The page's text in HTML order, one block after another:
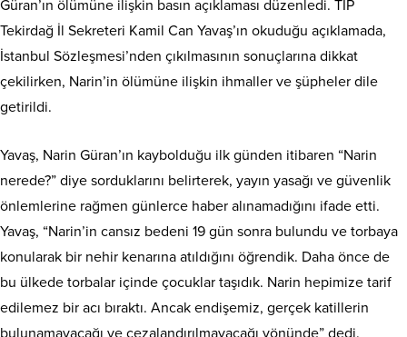
Güran’ın ölümüne ilişkin basın açıklaması düzenledi. TİP
Tekirdağ İl Sekreteri Kamil Can Yavaş’ın okuduğu açıklamada,
İstanbul Sözleşmesi’nden çıkılmasının sonuçlarına dikkat
çekilirken, Narin’in ölümüne ilişkin ihmaller ve şüpheler dile
getirildi.
Yavaş, Narin Güran’ın kaybolduğu ilk günden itibaren “Narin
nerede?” diye sorduklarını belirterek, yayın yasağı ve güvenlik
önlemlerine rağmen günlerce haber alınamadığını ifade etti.
Yavaş, “Narin’in cansız bedeni 19 gün sonra bulundu ve torbaya
konularak bir nehir kenarına atıldığını öğrendik. Daha önce de
bu ülkede torbalar içinde çocuklar taşıdık. Narin hepimize tarif
edilemez bir acı bıraktı. Ancak endişemiz, gerçek katillerin